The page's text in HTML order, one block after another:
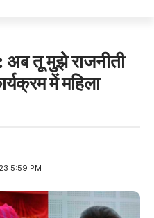
तू मुझे राजनीती
में महिला
5:59 PM